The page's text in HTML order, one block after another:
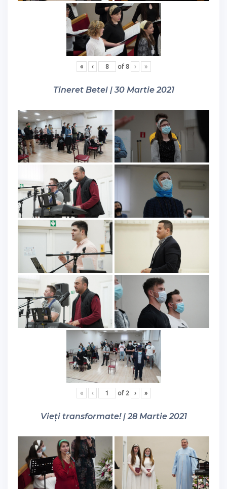
« ‹ of 8 › »
Tineret Betel | 30 Martie 2021
« ‹ of 2 › »
Vieți transformate! | 28 Martie 2021